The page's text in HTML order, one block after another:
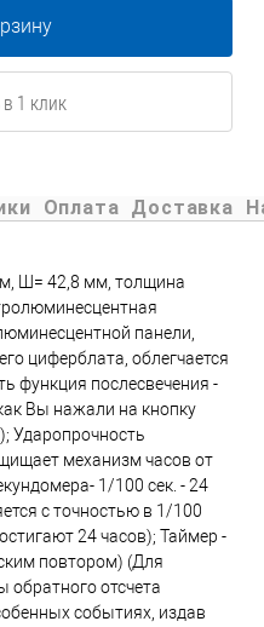
1 клик
Оплата Доставка
Ш= 42,8 мм, толщина
панели,
циферблата, облегчается
функция послесвечения -
Вы нажали на кнопку
Ударопрочность
механизм часов от
1/100 сек. - 24
с точностью в 1/100
24 часов); Таймер -
повтором) (Для
обратного отсчета
событиях, издав